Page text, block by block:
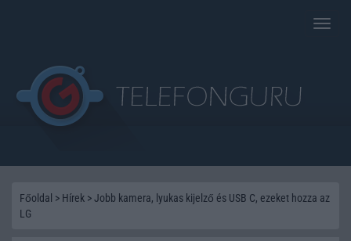
Toggle
Főoldal > Hírek >Jobb kamera, lyukas kijelző és USB C, ezeket hozza az
LG